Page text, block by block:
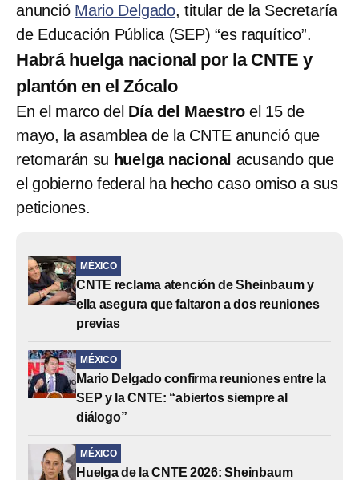
anunció Mario Delgado, titular de la Secretaría
de Educación Pública (SEP) “es raquítico”.
Habrá huelga nacional por la CNTE y
plantón en el Zócalo
En el marco del Día del Maestroel 15 de
mayo, la asamblea de la CNTE anunció que
retomarán su huelga nacional acusando que
el gobierno federal ha hecho caso omiso a sus
peticiones.
MÉXICO
CNTE reclama atención de Sheinbaum y
ella asegura que faltaron a dos reuniones
previas
MÉXICO
Mario Delgado confirma reuniones entre la
SEP y la CNTE: “abiertos siempre al
diálogo”
MÉXICO
Huelga de la CNTE 2026: Sheinbaum